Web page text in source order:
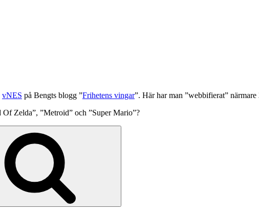
vNES på Bengts blogg ”Frihetens vingar”. Här har man ”webbifierat”
Zelda”, ”Metroid” och ”Super Mario”?